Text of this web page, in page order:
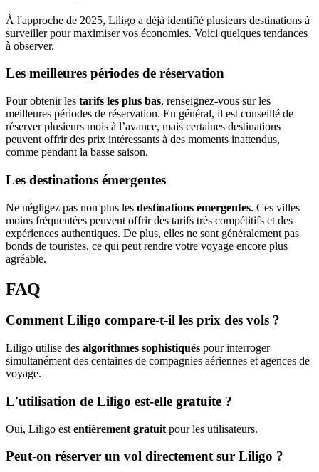
À l'approche de 2025, Liligo a déjà identifié plusieurs destinations à
surveiller pour maximiser vos économies. Voici quelques tendances
à observer.
Les meilleures périodes de réservation
Pour obtenir les tarifs les plus bas, renseignez-vous sur les
meilleures périodes de réservation. En général, il est conseillé de
réserver plusieurs mois à l’avance, mais certaines destinations
peuvent offrir des prix intéressants à des moments inattendus,
comme pendant la basse saison.
Les destinations émergentes
Ne négligez pas non plus les destinations émergentes. Ces villes
moins fréquentées peuvent offrir des tarifs très compétitifs et des
expériences authentiques. De plus, elles ne sont généralement pas
bonds de touristes, ce qui peut rendre votre voyage encore plus
agréable.
FAQ
Comment Liligo compare-t-il les prix des vols ?
Liligo utilise des algorithmes sophistiqués pour interroger
simultanément des centaines de compagnies aériennes et agences de
voyage.
L'utilisation de Liligo est-elle gratuite ?
Oui, Liligo est entièrement gratuit pour les utilisateurs.
Peut-on réserver un vol directement sur Liligo ?